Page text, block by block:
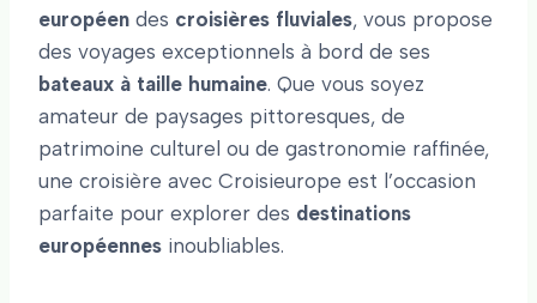
européen des croisières fluviales, vous propose
des voyages exceptionnels à bord de ses
bateaux à taille humaine. Que vous soyez
amateur de paysages pittoresques, de
patrimoine culturel ou de gastronomie raffinée,
une croisière avec Croisieurope est l’occasion
parfaite pour explorer des destinations
européennes inoubliables.